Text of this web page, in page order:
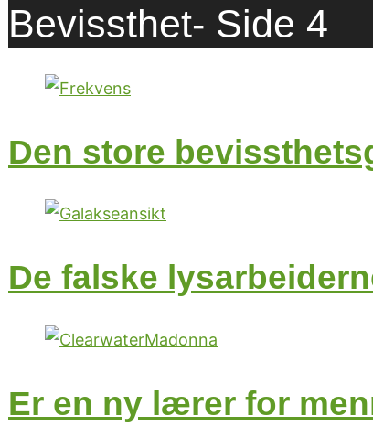
Bevissthet- Side 4
Den store
De falske
Er en ny lærer for